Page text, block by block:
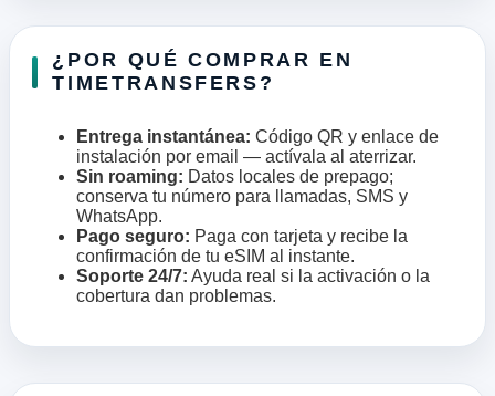
¿POR QUÉ COMPRAR EN
TIMETRANSFERS?
Entrega instantánea: Código QR y enlace de
instalación por email — actívala al aterrizar.
Sin roaming: Datos locales de prepago;
conserva tu número para llamadas, SMS y
WhatsApp.
Pago seguro: Paga con tarjeta y recibe la
confirmación de tu eSIM al instante.
Soporte 24/7: Ayuda real si la activación o la
cobertura dan problemas.